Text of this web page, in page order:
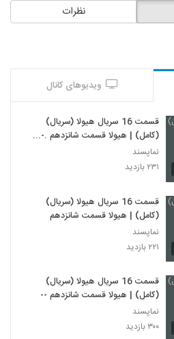
نظرات
ویدیوهای کانال
قسمت 16 سریال هیولا (سریال)
(کامل) | هیولا قسمت شانزدهم .-.....
نماپسند
۲۳۱ بازدید
قسمت 16 سریال هیولا (سریال)
(کامل) | هیولا قسمت شانزدهم
نماپسند
۲۲۱ بازدید
قسمت 16 سریال هیولا (سریال)
(کامل) | هیولا قسمت شانزدهم --
نماپسند
۳۰۰ بازدید